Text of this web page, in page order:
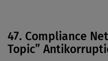
47. Compliance
Topic”